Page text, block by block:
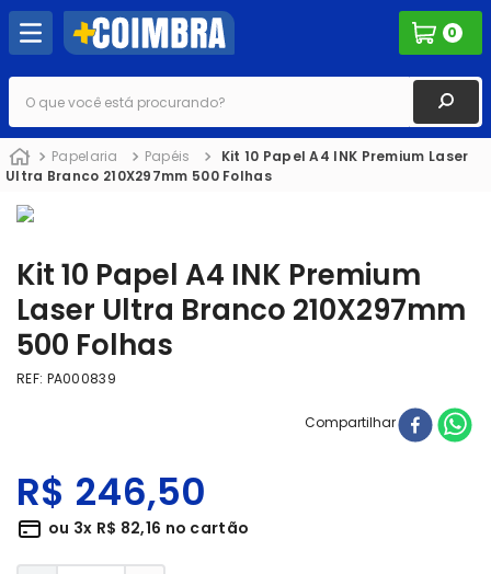
0
O que você está procurando?
Papelaria Papéis
Kit 10 Papel A4 INK Premium Laser
Ultra Branco 210X297mm 500 Folhas
Kit 10 Papel A4 INK Premium
Laser Ultra Branco 210X297mm
500 Folhas
REF: PA000839
Compartilhar
R$ 246,50
ou 3x R$ 82,16 no cartão